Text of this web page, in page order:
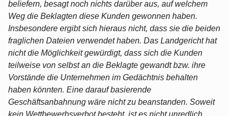
beliefern, besagt noch nichts darüber aus, auf welchem
Weg die Beklagten diese Kunden gewonnen haben.
Insbesondere ergibt sich hieraus nicht, dass sie die beiden
fraglichen Dateien verwendet haben. Das Landgericht hat
nicht die Möglichkeit gewürdigt, dass sich die Kunden
teilweise von selbst an die Beklagte gewandt bzw. ihre
Vorstände die Unternehmen im Gedächtnis behalten
haben könnten. Eine darauf basierende
Geschäftsanbahnung wäre nicht zu beanstanden. Soweit
kein Wettbewerbsverbot besteht, ist es nicht unredlich,